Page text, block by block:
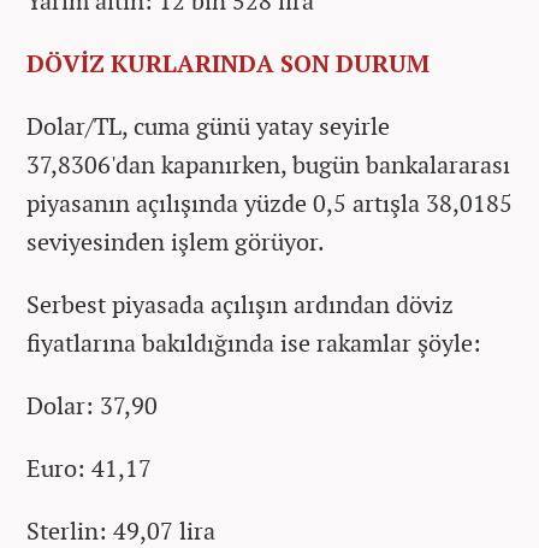
DÖVİZ KURLARINDA SON DURUM
Dolar/TL, cuma günü yatay seyirle
37,8306'dan kapanırken, bugün bankalararası
piyasanın açılışında yüzde 0,5 artışla 38,0185
seviyesinden işlem görüyor.
Serbest piyasada açılışın ardından döviz
fiyatlarına bakıldığında ise rakamlar şöyle:
Dolar: 37,90
Euro: 41,17
Sterlin: 49,07 lira